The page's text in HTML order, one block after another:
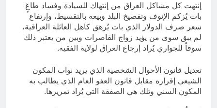
إنتهت كل مشاكل العراق من إنتهاك للسيادة وفساد طاغٍ
بات يُزكم الإنوف وتفصيخ البلد وبيعه بالتقسيط، وإرتفاع
سعر صرف الدولار الذي بات يُرهق كاهل العائلة العراقية،
لم يبق سوى من يؤيد زواج القاصرات وبين من يعتبر ذلك
سوقاً للجواري يُراد إرجاع العراق لولاية الفقيه.
تعديل قانون الأحوال الشخصية الذي يريد نواب المكون
الشيعي إقراره مقابل قانون العفو العام الذي يطالب به
المكون السني وتلك هي الصفقة التي يُراد تمريرها.